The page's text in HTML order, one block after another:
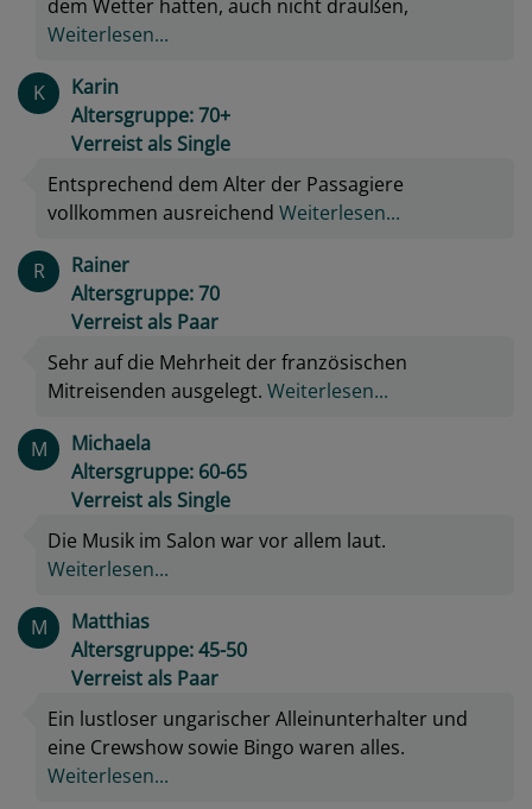
dem Wetter hatten, auch nicht draußen,
Weiterlesen...
K
Karin
Altersgruppe: 70+
Verreist als Single
Entsprechend dem Alter der Passagiere
vollkommen ausreichend Weiterlesen...
R
Rainer
Altersgruppe: 70
Verreist als Paar
Sehr auf die Mehrheit der französischen
Mitreisenden ausgelegt. Weiterlesen...
M
Michaela
Altersgruppe: 60-65
Verreist als Single
Die Musik im Salon war vor allem laut.
Weiterlesen...
M
Matthias
Altersgruppe: 45-50
Verreist als Paar
Ein lustloser ungarischer Alleinunterhalter und
eine Crewshow sowie Bingo waren alles.
Weiterlesen...